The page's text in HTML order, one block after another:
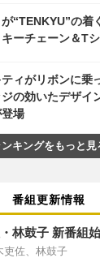
が“TENKYU”の
ーチェーン＆T
ティがリボンに乗
の効いたデザイ
場
ンキングをもっと見
番組更新情報
林鼓子 新番組
吏佐、林鼓子